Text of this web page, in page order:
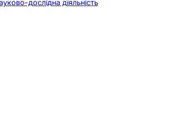
дослідна діяльність